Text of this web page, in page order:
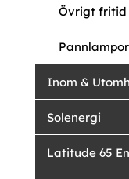
Övrigt fritid
Pannlampor
Inom &
Solenergi
Latitude 65